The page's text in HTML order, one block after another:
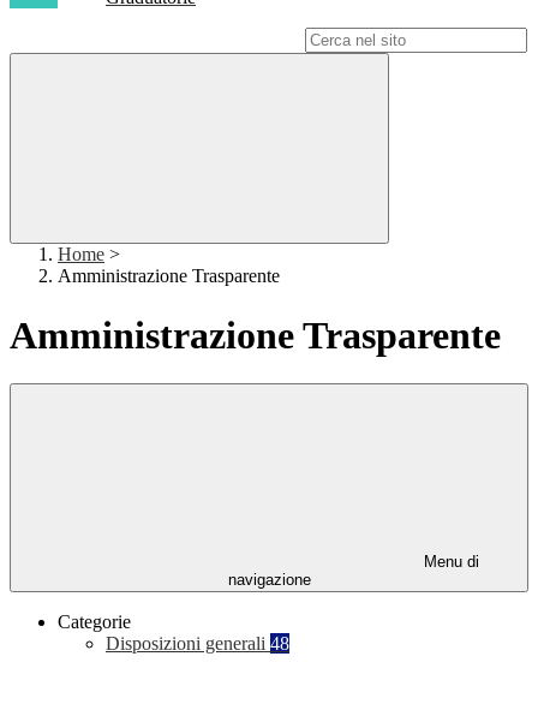
Home >
Amministrazione Trasparente
Amministrazione Trasparente
Menu di
navigazione
Categorie
Disposizioni generali 48